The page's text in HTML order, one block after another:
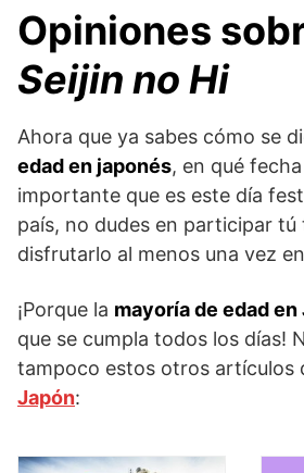
Opiniones
Seijin no Hi
Ahora que ya sabes cómo se
edad en japonés, en qué
importante que es este día
país, no dudes en participar tú
disfrutarlo al menos una vez
¡Porque la mayoría de edad en
que se cumpla todos los días!
tampoco estos otros artículos
Japón: